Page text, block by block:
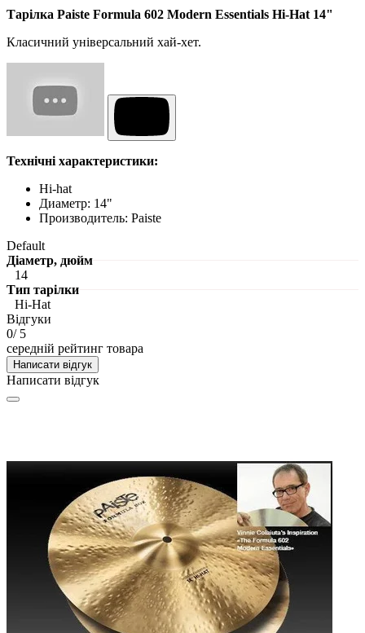
Тарілка Paiste Formula 602 Modern Essentials Hi-Hat 14"
Класичний універсальний хай-хет.
Технічні характеристики:
Hi-hat
Диаметр: 14"
Производитель: Paiste
Default
Діаметр, дюйм
14
Тип тарілки
Hi-Hat
Відгуки
0/ 5
середній рейтинг товара
Написати відгук
Написати відгук